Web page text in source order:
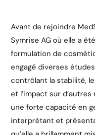
Avant de rejoindre
Symrise AG où elle a
formulation de
engagé diverses
contrôlant la stabilité,
et l’impact sur
une forte capacité en
interprétant et